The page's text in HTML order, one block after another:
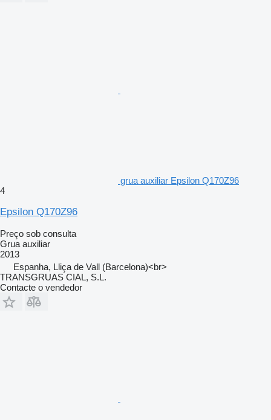
grua auxiliar Epsilon Q170Z96
4
Epsilon Q170Z96
Preço sob consulta
Grua auxiliar
2013
Espanha, Lliça de Vall (Barcelona)<br>
TRANSGRUAS CIAL, S.L.
Contacte o vendedor